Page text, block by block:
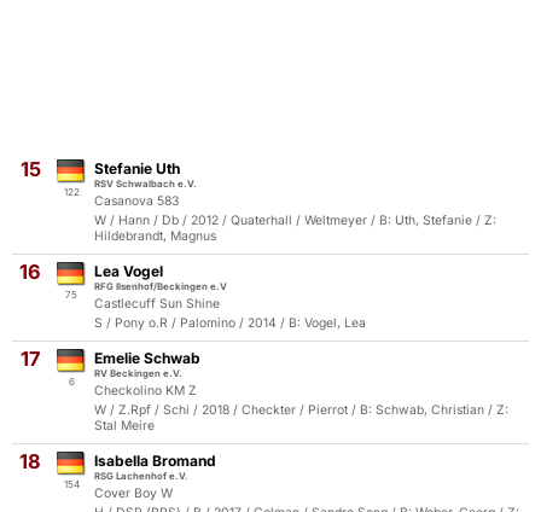
15
122
Stefanie Uth
RSV Schwalbach e.V.
Casanova 583
W / Hann / Db / 2012 / Quaterhall / Weltmeyer / B: Uth, Stefanie / Z:
Hildebrandt, Magnus
16
75
Lea Vogel
RFG Ilsenhof/Beckingen e.V
Castlecuff Sun Shine
S / Pony o.R / Palomino / 2014 / B: Vogel, Lea
17
6
Emelie Schwab
RV Beckingen e.V.
Checkolino KM Z
W / Z.Rpf / Schi / 2018 / Checkter / Pierrot / B: Schwab, Christian / Z:
Stal Meire
18
154
Isabella Bromand
RSG Lachenhof e.V.
Cover Boy W